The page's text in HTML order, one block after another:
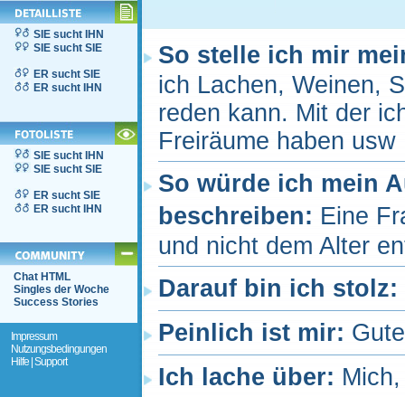
SIE sucht IHN
SIE sucht SIE
ER sucht SIE
ER sucht IHN
SIE sucht IHN
SIE sucht SIE
ER sucht SIE
ER sucht IHN
Chat HTML
Singles der Woche
Success Stories
Impressum
Nutzungsbedingungen
Hilfe | Support
So stelle ich mir
ich Lachen, Weinen,
reden kann. Mit der
Freiräume haben usw
So würde ich mein
beschreiben: Eine
und nicht dem Alter
Darauf bin ich stolz:
Peinlich ist mir:
Ich lache über: